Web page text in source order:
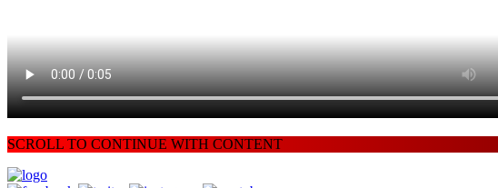
SCROLL TO CONTINUE WITH CONTENT